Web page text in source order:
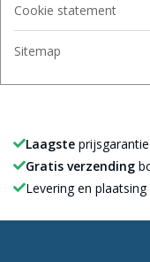
Cookie statement
Sitemap
Laagste prijsgarantie
Gratis verzending
Levering en plaatsing